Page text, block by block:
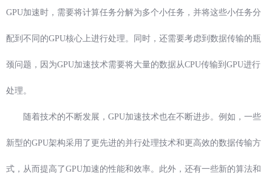
GPU加速时，需要将计算任务分解为多个小任务，并将这些小任务分
配到不同的GPU核心上进行处理。同时，还需要考虑到数据传输的瓶
颈问题，因为GPU加速技术需要将大量的数据从CPU传输到GPU进行
处理。
随着技术的不断发展，GPU加速技术也在不断进步。例如，一些
新型的GPU架构采用了更先进的并行处理技术和更高效的数据传输方
式，从而提高了GPU加速的性能和效率。此外，还有一些新的算法和